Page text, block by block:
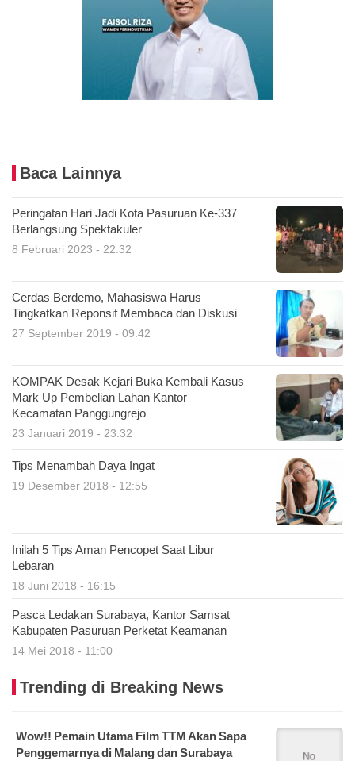
Baca Lainnya
Peringatan Hari Jadi Kota Pasuruan Ke-337
Berlangsung Spektakuler
8 Februari 2023 - 22:32
Cerdas Berdemo, Mahasiswa Harus
Tingkatkan Reponsif Membaca dan Diskusi
27 September 2019 - 09:42
KOMPAK Desak Kejari Buka Kembali Kasus
Mark Up Pembelian Lahan Kantor
Kecamatan Panggungrejo
23 Januari 2019 - 23:32
Tips Menambah Daya Ingat
19 Desember 2018 - 12:55
Inilah 5 Tips Aman Pencopet Saat Libur
Lebaran
18 Juni 2018 - 16:15
Pasca Ledakan Surabaya, Kantor Samsat
Kabupaten Pasuruan Perketat Keamanan
14 Mei 2018 - 11:00
Trending di Breaking News
Wow!! Pemain Utama Film TTM Akan Sapa
Penggemarnya di Malang dan Surabaya